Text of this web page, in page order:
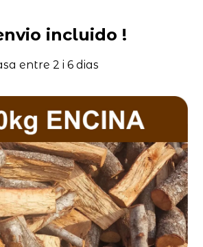
incluido !
entre 2 i 6 dias